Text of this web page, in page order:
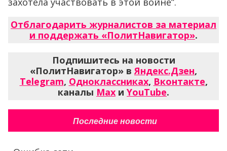
Отблагодарить журналистов за материал
и поддержать «ПолитНавигатор».
Подпишитесь на новости
«ПолитНавигатор» вЯндекс.Дзен,
Telegram, Одноклассниках, Вконтакте,
каналы Max и YouTube.
Последние новости